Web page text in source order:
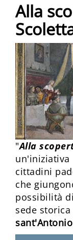
Alla
"Alla
un'iniziativa
cittadini
che
possibilità
sede
sant'Antonio